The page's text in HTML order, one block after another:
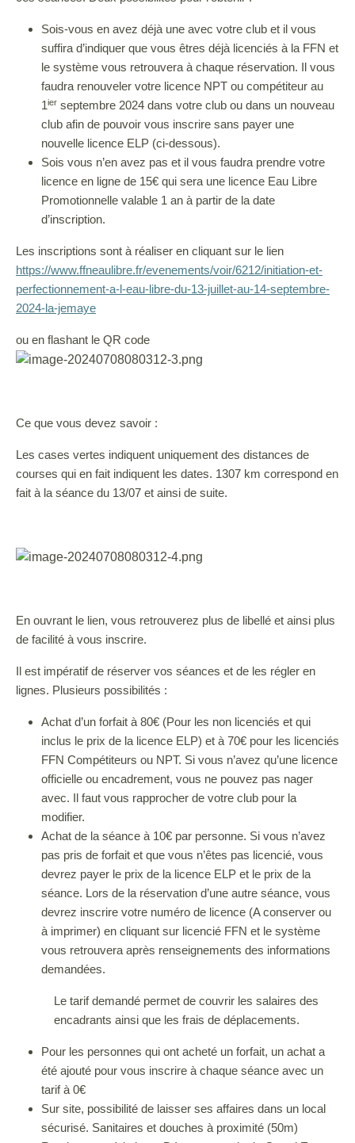
Sois-vous en avez déjà une avec votre club et il vous
suffira d’indiquer que vous êtres déjà licenciés à la FFN et
le système vous retrouvera à chaque réservation. Il vous
faudra renouveler votre licence NPT ou compétiteur au
1ier septembre 2024 dans votre club ou dans un nouveau
club afin de pouvoir vous inscrire sans payer une
nouvelle licence ELP (ci-dessous).
Sois vous n’en avez pas et il vous faudra prendre votre
licence en ligne de 15€ qui sera une licence Eau Libre
Promotionnelle valable 1 an à partir de la date
d’inscription.
Les inscriptions sont à réaliser en cliquant sur le lien
https://www.ffneaulibre.fr/evenements/voir/6212/initiation-et-
perfectionnement-a-l-eau-libre-du-13-juillet-au-14-septembre-
2024-la-jemaye
ou en flashant le QR code
Ce que vous devez savoir :
Les cases vertes indiquent uniquement des distances de
courses qui en fait indiquent les dates. 1307 km correspond en
fait à la séance du 13/07 et ainsi de suite.
En ouvrant le lien, vous retrouverez plus de libellé et ainsi plus
de facilité à vous inscrire.
Il est impératif de réserver vos séances et de les régler en
lignes. Plusieurs possibilités :
Achat d’un forfait à 80€ (Pour les non licenciés et qui
inclus le prix de la licence ELP) et à 70€ pour les licenciés
FFN Compétiteurs ou NPT. Si vous n’avez qu’une licence
officielle ou encadrement, vous ne pouvez pas nager
avec. Il faut vous rapprocher de votre club pour la
modifier.
Achat de la séance à 10€ par personne. Si vous n’avez
pas pris de forfait et que vous n’êtes pas licencié, vous
devrez payer le prix de la licence ELP et le prix de la
séance. Lors de la réservation d’une autre séance, vous
devrez inscrire votre numéro de licence (A conserver ou
à imprimer) en cliquant sur licencié FFN et le système
vous retrouvera après renseignements des informations
demandées.
Le tarif demandé permet de couvrir les salaires des
encadrants ainsi que les frais de déplacements.
Pour les personnes qui ont acheté un forfait, un achat a
été ajouté pour vous inscrire à chaque séance avec un
tarif à 0€
Sur site, possibilité de laisser ses affaires dans un local
sécurisé. Sanitaires et douches à proximité (50m)